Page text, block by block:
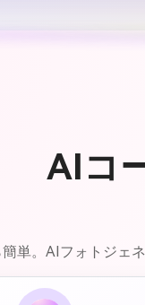
AIコ
単。AIフォトジェ